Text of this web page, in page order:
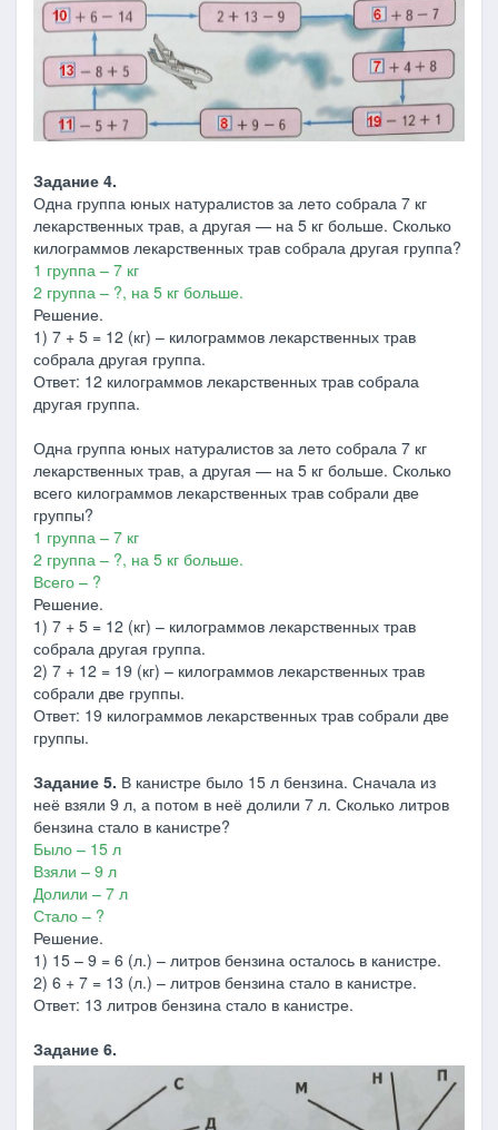
Задание 4.
Одна группа юных натуралистов за лето собрала 7 кг
лекарственных трав, а другая — на 5 кг больше. Сколько
килограммов лекарственных трав собрала другая группа?
1 группа – 7 кг
2 группа – ?, на 5 кг больше.
Решение.
1) 7 + 5 = 12 (кг) – килограммов лекарственных трав
собрала другая группа.
Ответ: 12 килограммов лекарственных трав собрала
другая группа.
Одна группа юных натуралистов за лето собрала 7 кг
лекарственных трав, а другая — на 5 кг больше. Сколько
всего килограммов лекарственных трав собрали две
группы?
1 группа – 7 кг
2 группа – ?, на 5 кг больше.
Всего – ?
Решение.
1) 7 + 5 = 12 (кг) – килограммов лекарственных трав
собрала другая группа.
2) 7 + 12 = 19 (кг) – килограммов лекарственных трав
собрали две группы.
Ответ: 19 килограммов лекарственных трав собрали две
группы.
Задание 5. В канистре было 15 л бензина. Сначала из
неё взяли 9 л, а потом в неё долили 7 л. Сколько литров
бензина стало в канистре?
Было – 15 л
Взяли – 9 л
Долили – 7 л
Стало – ?
Решение.
1) 15 – 9 = 6 (л.) – литров бензина осталось в канистре.
2) 6 + 7 = 13 (л.) – литров бензина стало в канистре.
Ответ: 13 литров бензина стало в канистре.
Задание 6.